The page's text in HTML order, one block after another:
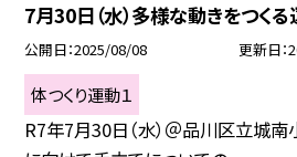
7月30日（水）多様な動きをつく
公開日 2025/08/08 更新日
体つくり運動１
R7年7月30日（水）＠品川区立城